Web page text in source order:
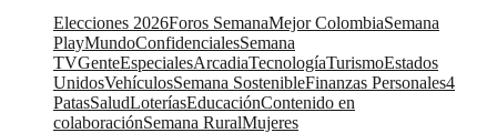
Elecciones 2026Foros SemanaMejor ColombiaSemana
PlayMundoConfidencialesSemana
TVGenteEspecialesArcadiaTecnologíaTurismoEstados
UnidosVehículosSemana SostenibleFinanzas Personales4
PatasSaludLoteríasEducaciónContenido en
colaboraciónSemana RuralMujeres